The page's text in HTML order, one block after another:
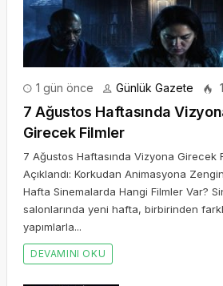
1 gün önce Günlük Gazete
7 Ağustos Haftasında
Girecek Filmler
7 Ağustos Haftasında Vizyona Girecek
Açıklandı: Korkudan Animasyona
Hafta Sinemalarda Hangi Filmler Var?
salonlarında yeni hafta, birbirinden
yapımlarla...
DEVAMINI OKU